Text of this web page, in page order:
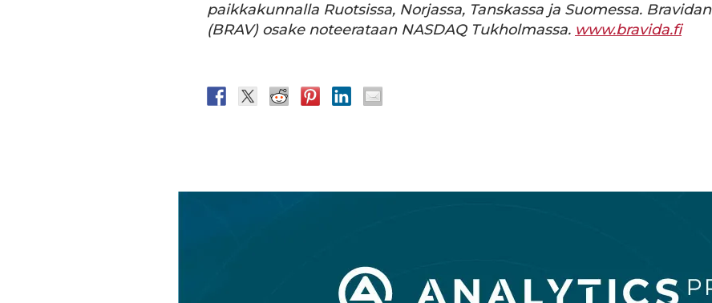
paikkakunnalla Ruotsissa, Norjassa, Tanskassa ja Suomessa. Bravidan
(BRAV) osake noteerataan NASDAQ Tukholmassa. www.bravida.fi